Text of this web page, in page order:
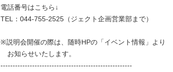
電話番号はこちら↓
TEL：044-755-2525（ジェクト企画営業部まで）
※説明会開催の際は、随時HPの「イベント情報」より
お知らせいたします。
------------------------------------------------------